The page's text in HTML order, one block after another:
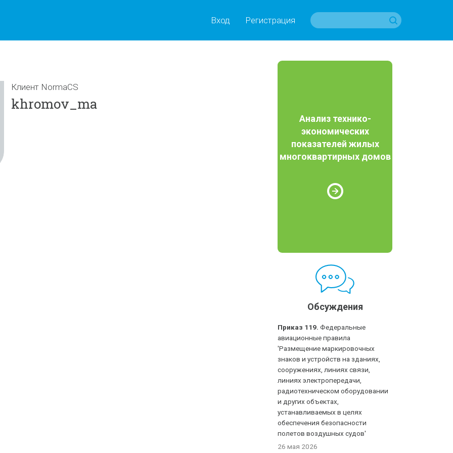
Вход Регистрация
Клиент NormaCS
khromov_ma
Анализ технико-
экономических
показателей жилых
многоквартирных домов
Обсуждения
Приказ 119. Федеральные
авиационные правила
'Размещение маркировочных
знаков и устройств на зданиях,
сооружениях, линиях связи,
линиях электропередачи,
радиотехническом оборудовании
и других объектах,
устанавливаемых в целях
обеспечения безопасности
полетов воздушных судов'
26 мая 2026